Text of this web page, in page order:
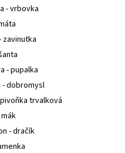
- vrbovka
zavinutka
- pupalka
- dobromysl
trvalková
- dračík